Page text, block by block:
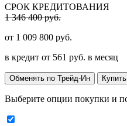
СРОК КРЕДИТОВАНИЯ
1 346 400 руб.
от 1 009 800 руб.
в кредит от 561 руб. в месяц
Обменять по Трейд-Ин
Выберите опции покупки и